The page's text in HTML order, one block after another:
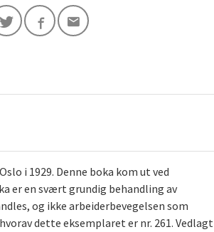
i 1929. Denne boka kom ut ved
er en svært grundig behandling av
og ikke arbeiderbevegelsen som
dette eksemplaret er nr. 261. Vedlagt